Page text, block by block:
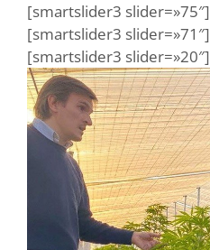
[smartslider3 slider=»75″]
[smartslider3 slider=»71″]
[smartslider3 slider=»20″]